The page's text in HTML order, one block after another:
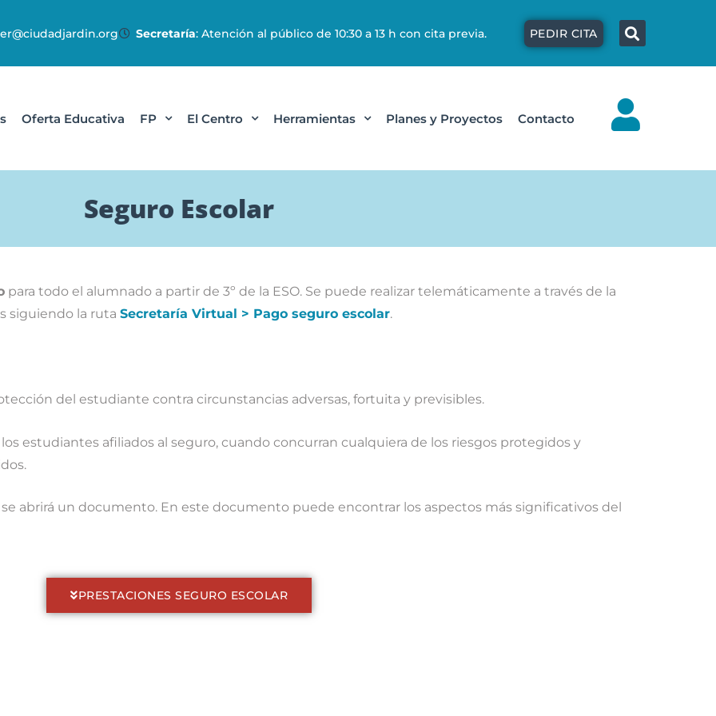
Secretaría: Atención al público de 10:30 a 13 h con cita previa. PEDIR CITA
Oferta Educativa FP El Centro Herramientas Planes y Proyectos Contacto
Seguro Escolar
para todo el alumnado a partir de 3º de la ESO. Se puede realizar telemáticamente a través de la
siguiendo la ruta Secretaría Virtual > Pago seguro escolar.
del estudiante contra circunstancias adversas, fortuita y previsibles.
estudiantes afiliados al seguro, cuando concurran cualquiera de los riesgos protegidos y
abrirá un documento. En este documento puede encontrar los aspectos más significativos del
PRESTACIONES SEGURO ESCOLAR